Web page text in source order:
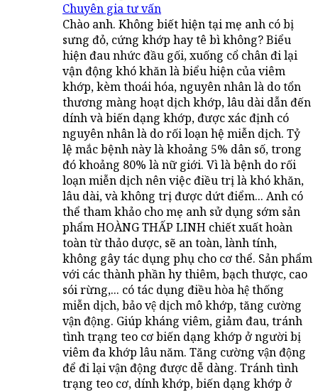
Chuyên gia tư vấn
Chào anh. Không biết hiện tại mẹ anh có bị
sưng đỏ, cứng khớp hay tê bì không? Biểu
hiện đau nhức đầu gối, xuống cổ chân đi lại
vận động khó khăn là biểu hiện của viêm
khớp, kèm thoái hóa, nguyên nhân là do tổn
thương màng hoạt dịch khớp, lâu dài dẫn đến
dính và biến dạng khớp, được xác định có
nguyên nhân là do rối loạn hệ miễn dịch. Tỷ
lệ mắc bệnh này là khoảng 5% dân số, trong
đó khoảng 80% là nữ giới. Vì là bệnh do rối
loạn miễn dịch nên việc điều trị là khó khăn,
lâu dài, và không trị được dứt điểm... Anh có
thể tham khảo cho mẹ anh sử dụng sớm sản
phẩm HOÀNG THẤP LINH chiết xuất hoàn
toàn từ thảo dược, sẽ an toàn, lành tính,
không gây tác dụng phụ cho cơ thể. Sản phẩm
với các thành phần hy thiêm, bạch thược, cao
sói rừng,... có tác dụng điều hòa hệ thống
miễn dịch, bảo vệ dịch mô khớp, tăng cường
vận động. Giúp kháng viêm, giảm đau, tránh
tình trạng teo cơ biến dạng khớp ở người bị
viêm đa khớp lâu năm. Tăng cường vận động
để đi lại vận động được dễ dàng. Tránh tình
trạng teo cơ, dính khớp, biến dạng khớp ở